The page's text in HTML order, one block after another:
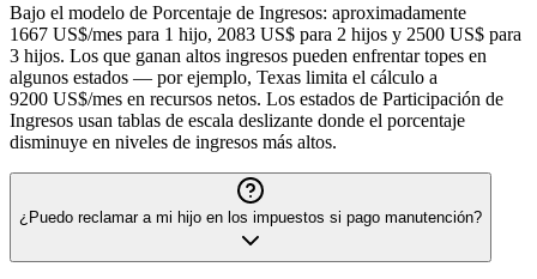
Bajo el modelo de Porcentaje de Ingresos: aproximadamente
1667 US$/mes para 1 hijo, 2083 US$ para 2 hijos y 2500 US$ para
3 hijos. Los que ganan altos ingresos pueden enfrentar topes en
algunos estados — por ejemplo, Texas limita el cálculo a
9200 US$/mes en recursos netos. Los estados de Participación de
Ingresos usan tablas de escala deslizante donde el porcentaje
disminuye en niveles de ingresos más altos.
¿Puedo reclamar a mi hijo en los impuestos si pago manutención?